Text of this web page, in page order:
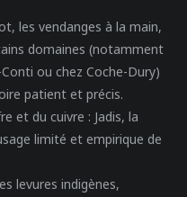
les vendanges à la main,
domaines (notamment
ou chez Coche-Dury)
patient et précis.
et du cuivre : Jadis, la
limité et empirique de
levures indigènes,